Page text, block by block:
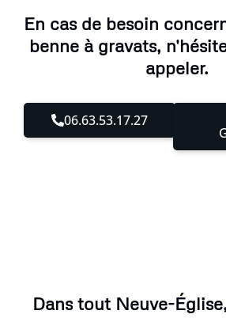
En cas de besoin
benne à gravats,
appeler.
06.63.53.17.27
Dans tout Neuve-